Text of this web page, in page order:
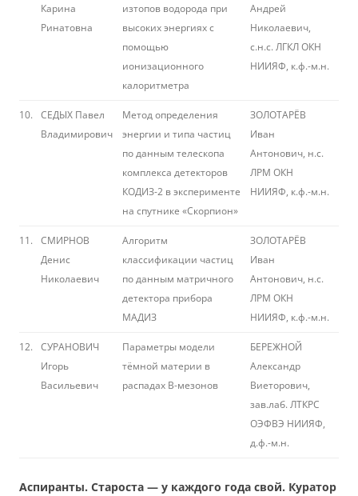
Карина
Ринатовна
изтопов водорода при
высоких энергиях с
помощью
ионизационного
калоритметра
Андрей
Николаевич,
с.н.с. ЛГКЛ ОКН
НИИЯФ, к.ф.-м.н.
10.
СЕДЫХ Павел
Владимирович
Метод определения
энергии и типа частиц
по данным телескопа
комплекса детекторов
КОДИЗ-2 в эксперименте
на спутнике «Скорпион»
ЗОЛОТАРЁВ
Иван
Антонович, н.с.
ЛРМ ОКН
НИИЯФ, к.ф.-м.н.
11.
СМИРНОВ
Денис
Николаевич
Алгоритм
классификации частиц
по данным матричного
детектора прибора
МАДИЗ
ЗОЛОТАРЁВ
Иван
Антонович, н.с.
ЛРМ ОКН
НИИЯФ, к.ф.-м.н.
12.
СУРАНОВИЧ
Игорь
Васильевич
Параметры модели
тёмной материи в
распадах B-мезонов
БЕРЕЖНОЙ
Александр
Виеторович,
зав.лаб. ЛТКРС
ОЭФВЭ НИИЯФ,
д.ф.-м.н.
Аспиранты. Староста — у каждого года свой. Куратор